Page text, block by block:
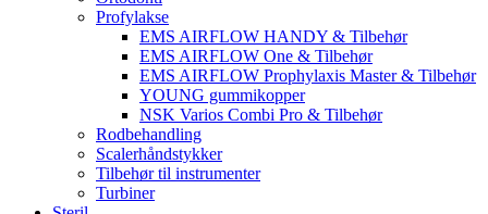
Profylakse
EMS AIRFLOW HANDY & Tilbehør
EMS AIRFLOW One & Tilbehør
EMS AIRFLOW Prophylaxis Master & Tilbehør
YOUNG gummikopper
NSK Varios Combi Pro & Tilbehør
Rodbehandling
Scalerhåndstykker
Tilbehør til instrumenter
Turbiner